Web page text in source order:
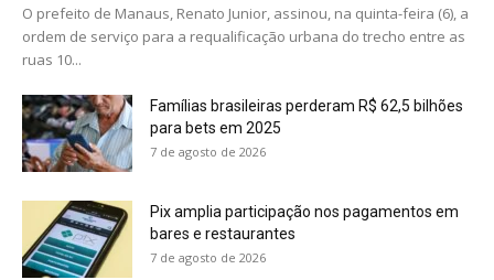
O prefeito de Manaus, Renato Junior, assinou, na quinta-feira (6), a
ordem de serviço para a requalificação urbana do trecho entre as
ruas 10...
Famílias brasileiras perderam R$ 62,5 bilhões
para bets em 2025
7 de agosto de 2026
Pix amplia participação nos pagamentos em
bares e restaurantes
7 de agosto de 2026